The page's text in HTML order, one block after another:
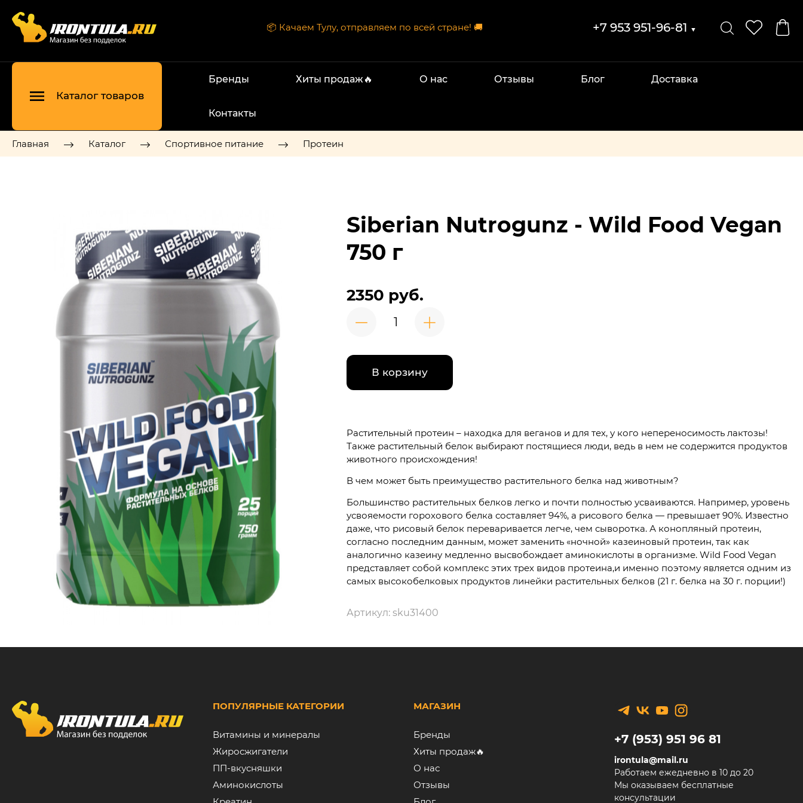
📦 Качаем Тулу, отправляем по всей стране! 🚚 +7 953 951-96-81 ▼
Каталог товаров
Бренды Хиты продаж🔥 О нас Отзывы Блог Доставка
Контакты
Главная Каталог Спортивное питание Протеин
Siberian Nutrogunz - Wild Food Vegan
750 г
2350 руб.
В корзину
Растительный протеин – находка для веганов и для тех, у кого непереносимость лактозы!
Также растительный белок выбирают постящиеся люди, ведь в нем не содержится продуктов
животного происхождения!
В чем может быть преимущество растительного белка над животным?
Большинство растительных белков легко и почти полностью усваиваются. Например, уровень
усвояемости горохового белка составляет 94%, а рисового белка — превышает 90%. Известно
даже, что рисовый белок переваривается легче, чем сыворотка. А конопляный протеин,
согласно последним данным, может заменить «ночной» казеиновый протеин, так как
аналогично казеину медленно высвобождает аминокислоты в организме. Wild Food Vegan
представляет собой комплекс этих трех видов протеина,и именно поэтому является одним из
самых высокобелковых продуктов линейки растительных белков (21 г. белка на 30 г. порции!)
Артикул: sku31400
ПОПУЛЯРНЫЕ КАТЕГОРИИ
Витамины и минералы
Жиросжигатели
ПП-вкусняшки
Аминокислоты
МАГАЗИН
Бренды
Хиты продаж🔥
О нас
Отзывы
+7 (953) 951 96 81
irontula@mail.ru
Работаем ежедневно в 10 до 20
Мы оказываем бесплатные
консультации